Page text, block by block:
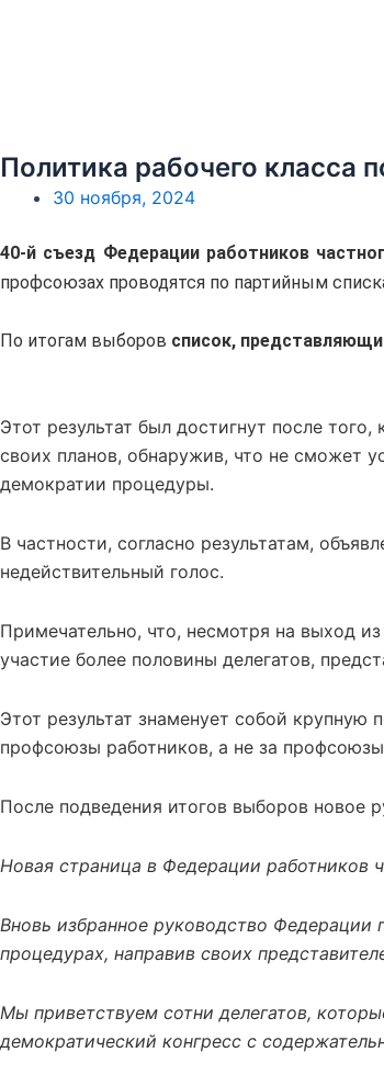
Политика рабочего класса
30 ноября, 2024
40-й съезд Федерации работников
профсоюзах проводятся по партийным
По итогам выборов список,
Этот результат был достигнут после
своих планов, обнаружив, что не сможет
демократии процедуры.
В частности, согласно результатам,
недействительный голос.
Примечательно, что, несмотря на выход
участие более половины делегатов,
Этот результат знаменует собой
профсоюзы работников, а не за
После подведения итогов выборов новое
Новая страница в Федерации работников
Вновь избранное руководство
процедурах, направив своих
Мы приветствуем сотни делегатов,
демократический конгресс с